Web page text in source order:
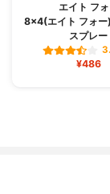
エイト フ
8×4(エイト フォー
スプレー
¥486